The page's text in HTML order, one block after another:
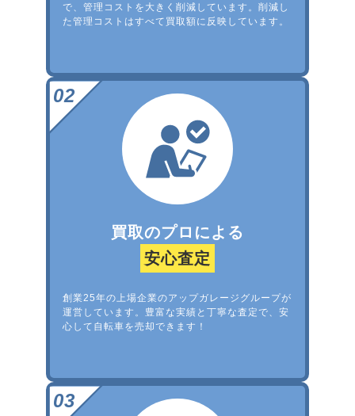
で、管理コストを大きく削減しています。削減し
た管理コストはすべて買取額に反映しています。
買取のプロによる
安心査定
創業25年の上場企業のアップガレージグループが
運営しています。豊富な実績と丁寧な査定で、安
心して自転車を売却できます！